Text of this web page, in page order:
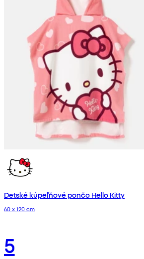
Detské kúpeľňové pončo Hello Kitty
60 x 120 cm
5